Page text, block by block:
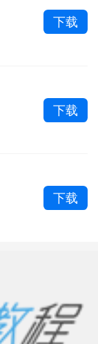
下载
下载
下载